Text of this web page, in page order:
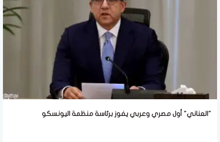
"العناني" أول مصري وعربي يفوز برئاسة منظمة اليونسكو